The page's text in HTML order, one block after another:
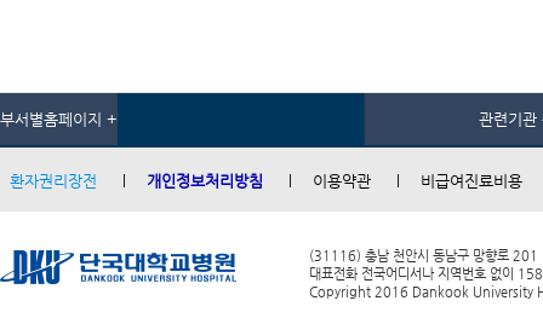
부서별홈페이지 + 관련기관
환자권리장전 개인정보처리방침 이용약관 비급여진료비용
(31116) 충남 천안시 동남구 망향로 201
대표전화 전국어디서나 지역번호 없이
Copyright 2016 Dankook University